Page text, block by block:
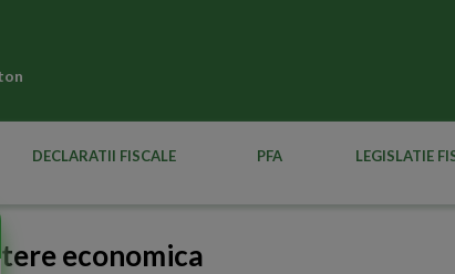
DECLARATII FISCALE PFA LEGISLATIE
economica